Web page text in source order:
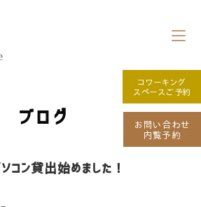
ブログ
ソコン貸出始めました！
コワーキング
スペースご予約
お問い合わせ
内覧予約